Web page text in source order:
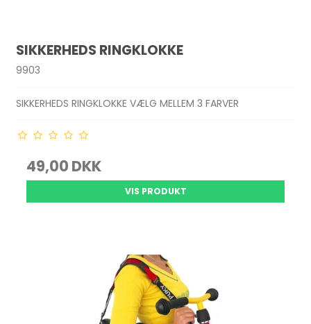
SIKKERHEDS RINGKLOKKE
9903
SIKKERHEDS RINGKLOKKE VÆLG MELLEM 3 FARVER
49,00 DKK
VIS PRODUKT